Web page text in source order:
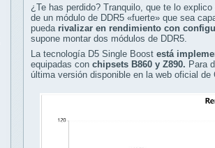
¿Te has perdido? Tranquilo, que te lo
de un módulo de DDR5 «fuerte» que sea
pueda rivalizar en rendimiento con
supone montar dos módulos de DDR5.
La tecnología D5 Single Boost está
equipadas con chipsets B860 y Z890. Para
última versión disponible en la web oficial de